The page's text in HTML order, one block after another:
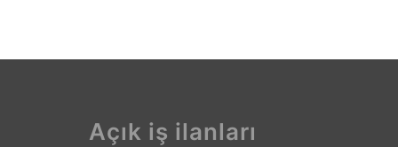
Açık iş ilanları